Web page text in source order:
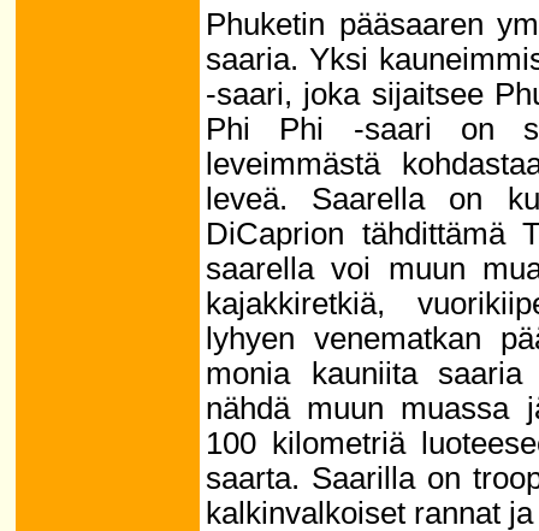
Phuketin pääsaaren
saaria. Yksi
-saari, joka sijaitsee
Phi Phi -saari on
leveimmästä
leveä. Saarella on
DiCaprion tähdittämä
saarella voi muun
kajakkiretkiä,
lyhyen venematkan
monia kauniita
nähdä muun muassa
100 kilometriä
saarta. Saarilla on
kalkinvalkoiset rannat